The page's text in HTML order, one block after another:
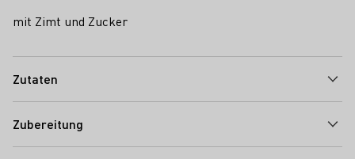
mit Zimt und Zucker
Zutaten
Zubereitung